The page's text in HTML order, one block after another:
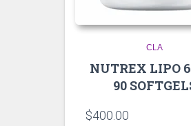
CLA
NUTREX LIPO
90
$400.00